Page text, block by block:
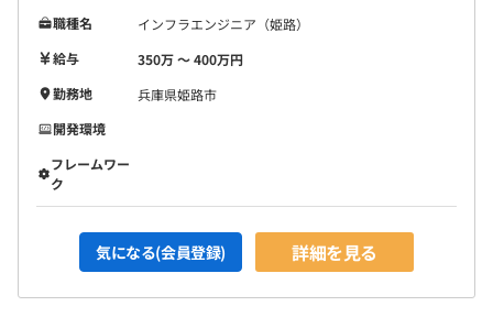
職種名
インフラエンジニア（姫路）
給与
350万 〜 400万円
勤務地
兵庫県姫路市
開発環境
フレームワー
ク
気になる(会員登録) 詳細を見る